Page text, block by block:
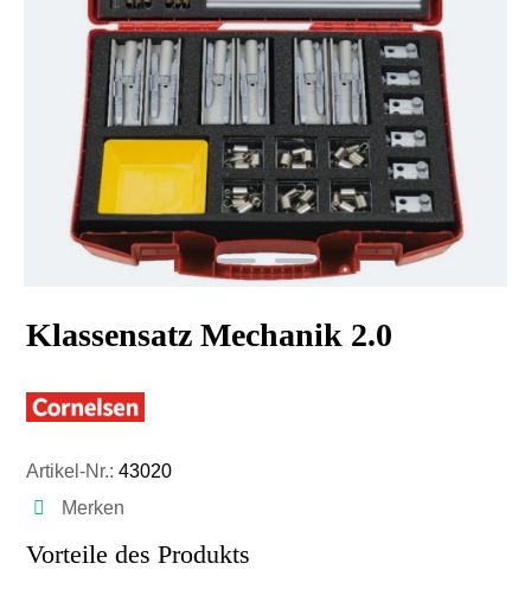
Klassensatz Mechanik 2.0
Artikel-Nr.: 43020
Merken
Vorteile des Produkts